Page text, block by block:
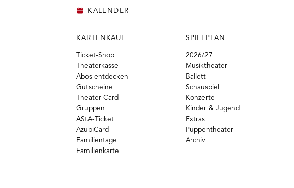
KALENDER
KARTENKAUF
Ticket-Shop
Theaterkasse
Abos entdecken
Gutscheine
Theater Card
Gruppen
AStA-Ticket
AzubiCard
Familientage
Familienkarte
SPIELPLAN
2026/27
Musiktheater
Ballett
Schauspiel
Konzerte
Kinder & Jugend
Extras
Puppentheater
Archiv